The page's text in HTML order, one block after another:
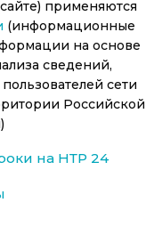
применяются
(информационные
на основе
сведений,
сети
Российской
на НТР 24